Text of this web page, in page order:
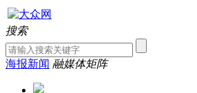
搜索
海报新闻 融媒体矩阵